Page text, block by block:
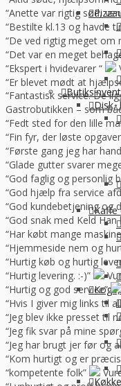
Disk,
Kaffe
“Anette var rigtig sød,
“Bestilte kl.13 og havde
“De ved rigtig meget om
“Det var en meget
“Ekspert i hvidevarer “
“Er blevet mødt at
“Fantastisk service. De
Gastrobutikken – som
“Fedt sted for den lille
“Fin fyr, der løste
“Første gang jeg har
“Glade gutter svarer
“God faglig og personlig
“God hjælp fra service
“God kundebetjening og
“God snak med Keld
“Har købt mange
“Hjemmeside nem og
“Hurtig køb og hurtig
“Hurtig levering. :-)”
“Hurtig og god service”
“Hvis I giver mig links til
“Jeg blev ikke presset til
“Jeg fik svar på mine
“Jeg har brugt jer før og
“Kom hurtigt og er
“kompetente folk”